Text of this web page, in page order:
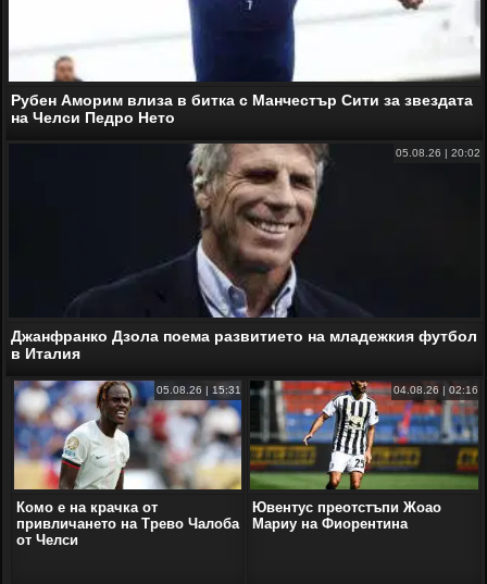
Рубен Аморим влиза в битка с Манчестър Сити за звездата
на Челси Педро Нето
05.08.26 | 20:02
Джанфранко Дзола поема развитието на младежкия футбол
в Италия
05.08.26 | 15:31
Комо е на крачка от
привличането на Трево Чалоба
от Челси
04.08.26 | 02:16
Ювентус преотстъпи Жоао
Мариу на Фиорентина